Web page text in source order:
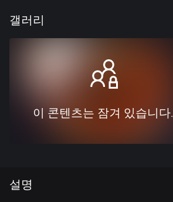
갤러리
이 콘텐츠는 잠겨 있습니다.
설명